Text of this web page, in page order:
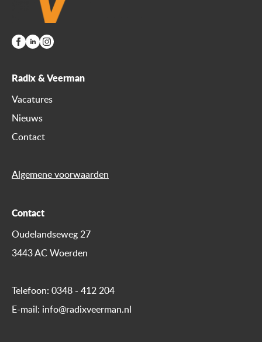
Radix & Veerman
Vacatures
Nieuws
Contact
Algemene voorwaarden
Contact
Oudelandseweg 27
3443 AC Woerden
Telefoon: 0348 - 412 204
E-mail: info@radixveerman.nl